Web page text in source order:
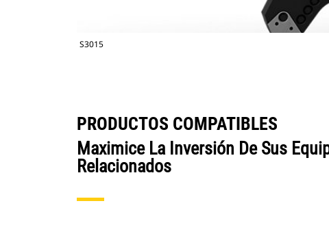
S3015
PRODUCTOS COMPATIBLES
Maximice La Inversión De Sus
Relacionados